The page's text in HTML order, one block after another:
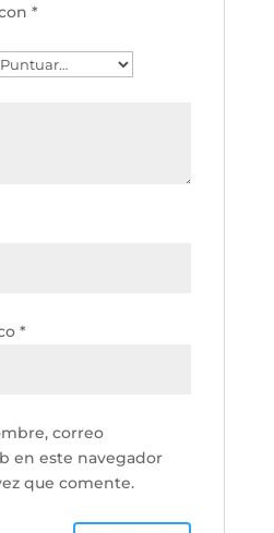
*
*
correo
en este navegador
que comente.